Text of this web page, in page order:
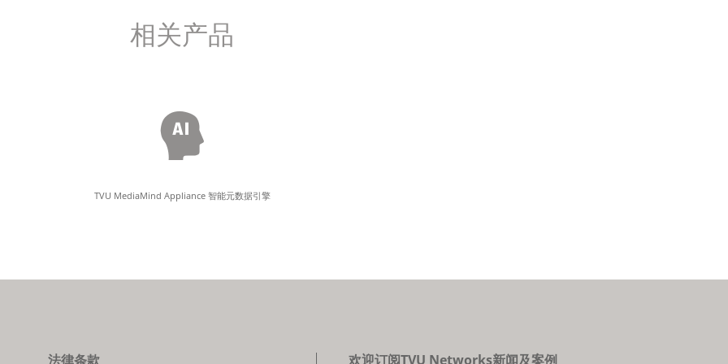
相关产品
TVU MediaMind Appliance 智能元数据引擎
法律条款 欢迎订阅TVU Networks新闻及案例